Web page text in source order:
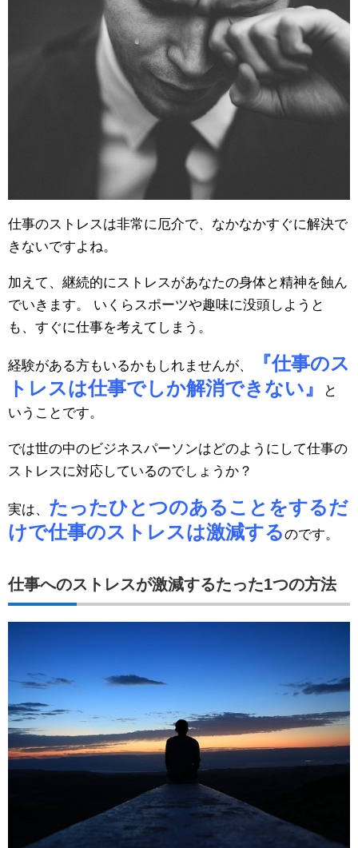
仕事のストレスは非常に厄介で、なかなかすぐに解決で
きないですよね。
加えて、継続的にストレスがあなたの身体と精神を蝕ん
でいきます。 いくらスポーツや趣味に没頭しようと
も、すぐに仕事を考えてしまう。
経験がある方もいるかもしれませんが、
『仕事のス
トレスは仕事でしか解消できない』
と
いうことです。
では世の中のビジネスパーソンはどのようにして仕事の
ストレスに対応しているのでしょうか？
実は、 たったひとつのあることをするだ
けで仕事のストレスは激減するのです。
仕事へのストレスが激減するたった1つの方法